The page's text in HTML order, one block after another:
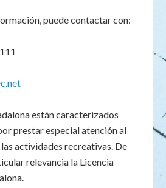
puede contactar con:
están caracterizados
prestar especial atención al
actividades recreativas. De
relevancia la Licencia